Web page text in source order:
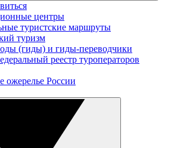
центры
туристские маршруты
туризм
(гиды) и гиды-переводчики
реестр туроператоров
ожерелье России